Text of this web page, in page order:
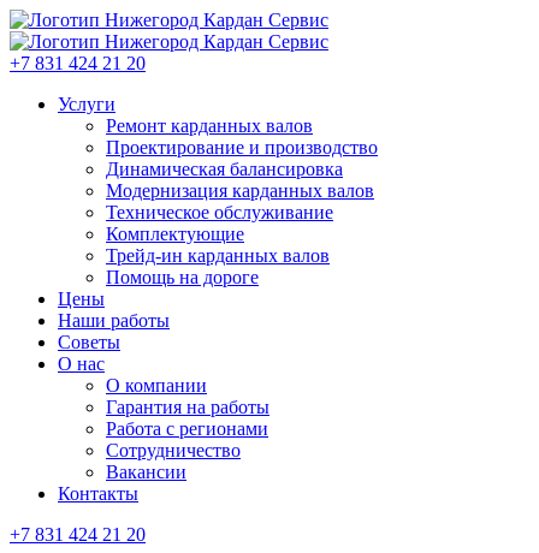
+7 831 424 21 20
Услуги
Ремонт карданных валов
Проектирование и производство
Динамическая балансировка
Модернизация карданных валов
Техническое обслуживание
Комплектующие
Трейд-ин карданных валов
Помощь на дороге
Цены
Наши работы
Советы
О нас
О компании
Гарантия на работы
Работа с регионами
Сотрудничество
Вакансии
Контакты
+7 831 424 21 20